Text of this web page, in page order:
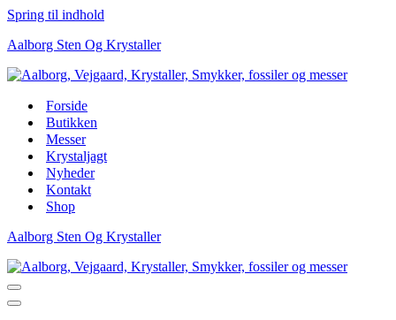
Spring til indhold
Aalborg Sten Og Krystaller
Forside
Butikken
Messer
Krystaljagt
Nyheder
Kontakt
Shop
Aalborg Sten Og Krystaller
Navigation
menu
Navigation